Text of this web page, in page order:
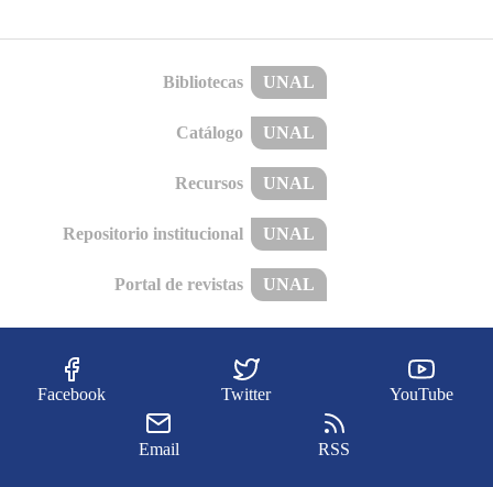
Bibliotecas UNAL
Catálogo UNAL
Recursos UNAL
Repositorio institucional UNAL
Portal de revistas UNAL
Facebook Twitter YouTube
Email RSS